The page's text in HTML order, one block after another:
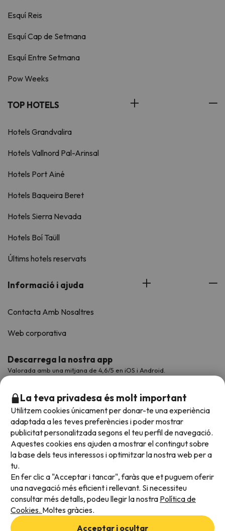
Esquí Reis
Esquí Cap de Setmana
Esquí Entre Setmana
Pow Weeks
TOP HOTELS
Hotels Grandvalira
Hotels Vallnord Pal-Arinsal
Hotels Port Ainé
Hotels Baqueira Beret
Hotels Sierra Nevada
Hotels Boí Taüll
Últims hotels reservats
Informació i ajuda
Contacta Amb Nosaltres
Web corporativa
Descarrega la nostra app
Valorada amb una mitjana de 4,6/5 en iOS i Android.
Acceptem
Condicions generals
La teva privadesa és molt important
Utilitzem cookies únicament per donar-te una experiència
adaptada a les teves preferències i poder mostrar
publicitat personalitzada segons el teu perfil de navegació.
Aquestes cookies ens ajuden a mostrar el contingut sobre
la base dels teus interessos i optimitzar la nostra web per a
tu.
En fer clic a "Acceptar i tancar", faràs que et puguem oferir
una navegació més eficient i rellevant. Si necessiteu
consultar més detalls, podeu llegir la nostra Política de
Cookies. Moltes gràcies.
Acceptar i ocultar